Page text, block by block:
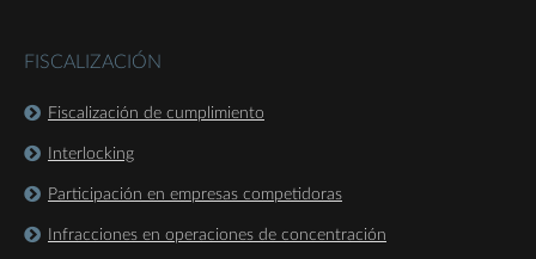
FISCALIZACIÓN
Fiscalización de cumplimiento
Interlocking
Participación en empresas competidoras
Infracciones en operaciones de concentración